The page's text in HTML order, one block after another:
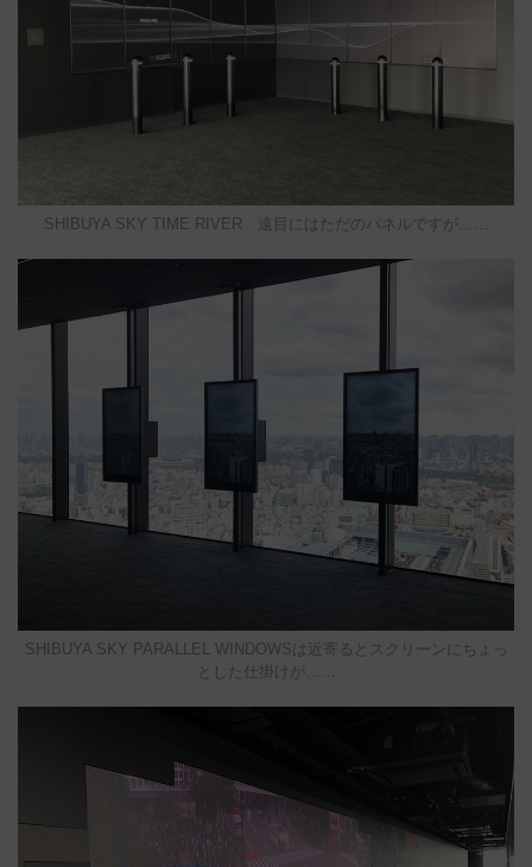
SHIBUYA SKY TIME RIVER 遠目にはただのパネルですが……
SHIBUYA SKY PARALLEL WINDOWSは近寄るとスクリーンにちょっ
とした仕掛けが……